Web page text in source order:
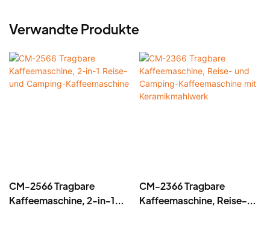
Verwandte Produkte
CM-2566 Tragbare
Kaffeemaschine, 2-in-1
CM-2366 Tragbare
Kaffeemaschine, Reise-